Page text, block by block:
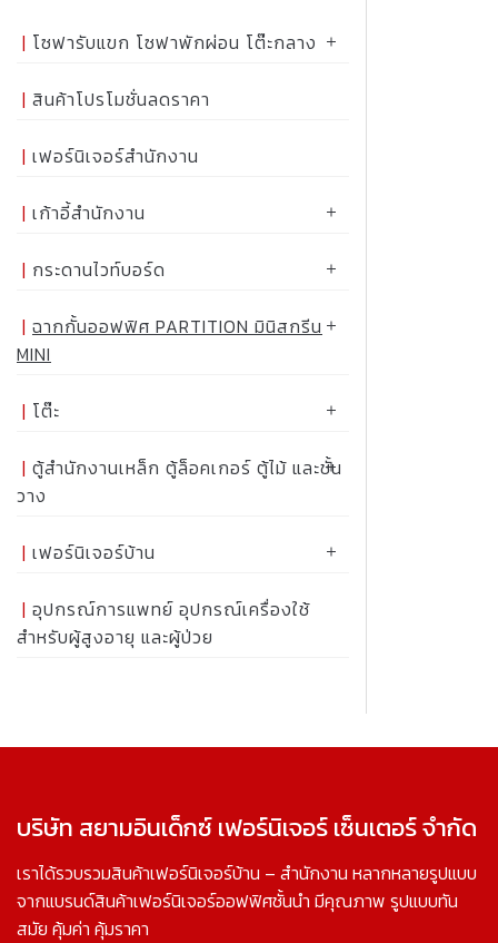
โซฟารับแขก โซฟาพักผ่อน โต๊ะกลาง
สินค้าโปรโมชั่นลดราคา
เฟอร์นิเจอร์สำนักงาน
เก้าอี้สำนักงาน
กระดานไวท์บอร์ด
ฉากกั้นออฟฟิศ PARTITION มินิสกรีน
MINI
โต๊ะ
ตู้สำนักงานเหล็ก ตู้ล็อคเกอร์ ตู้ไม้ และชั้น
วาง
เฟอร์นิเจอร์บ้าน
อุปกรณ์การแพทย์ อุปกรณ์เครื่องใช้
สำหรับผู้สูงอายุ และผู้ป่วย
บริษัท สยามอินเด็กซ์ เฟอร์นิเจอร์ เซ็นเตอร์ จำกัด
เราได้รวบรวมสินค้าเฟอร์นิเจอร์บ้าน – สำนักงาน หลากหลายรูปแบบ
จากแบรนด์สินค้าเฟอร์นิเจอร์ออฟฟิศชั้นนำ มีคุณภาพ รูปแบบทัน
สมัย คุ้มค่า คุ้มราคา